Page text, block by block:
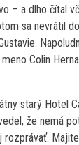
– a dlho čítal
sa nevrátil
Colin
starý Hotel
že nemá